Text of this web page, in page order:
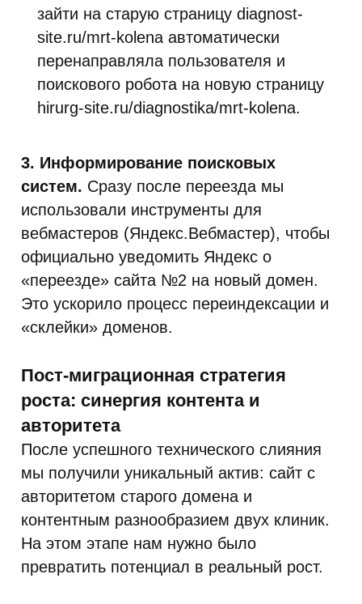
зайти на старую страницу diagnost-
site.ru/mrt-kolena автоматически
перенаправляла пользователя и
поискового робота на новую страницу
hirurg-site.ru/diagnostika/mrt-kolena.
3. Информирование поисковых
систем. Сразу после переезда мы
использовали инструменты для
вебмастеров (Яндекс.Вебмастер), чтобы
официально уведомить Яндекс о
«переезде» сайта №2 на новый домен.
Это ускорило процесс переиндексации и
«склейки» доменов.
Пост-миграционная стратегия
роста: синергия контента и
авторитета
После успешного технического слияния
мы получили уникальный актив: сайт с
авторитетом старого домена и
контентным разнообразием двух клиник.
На этом этапе нам нужно было
превратить потенциал в реальный рост.